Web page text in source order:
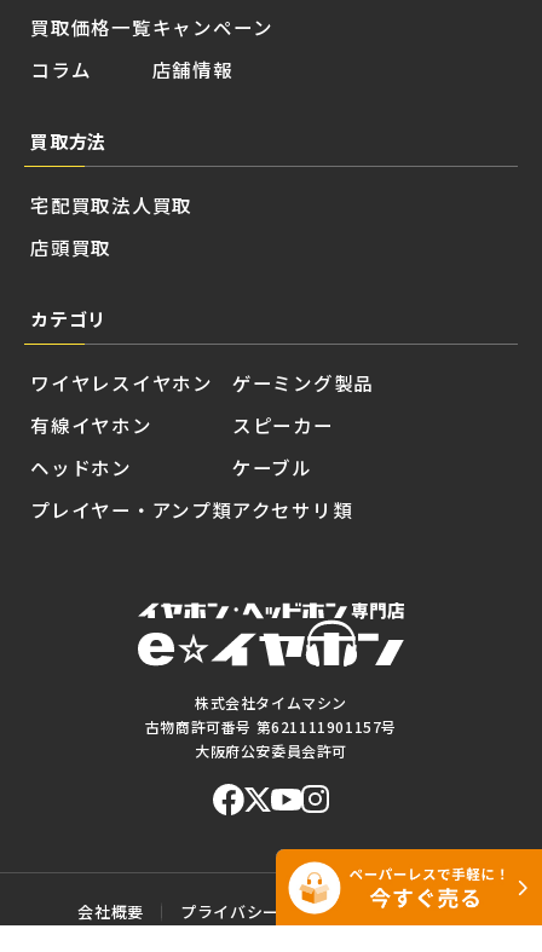
株式会社タイムマシン
古物商許可番号 第621111901157号
大阪府公安委員会許可
買取価格一覧
コラム
キャンペーン
店舗情報
買取方法
宅配買取
店頭買取
法人買取
カテゴリ
ワイヤレスイヤホン
有線イヤホン
ヘッドホン
プレイヤー・アンプ類
ゲーミング製品
スピーカー
ケーブル
アクセサリ類
会社概要 プライバシーポリシー
ご利用規約